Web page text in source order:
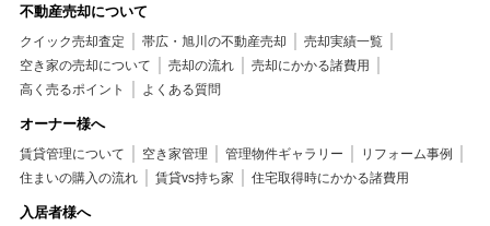
不動産売却について
クイック売却査定 帯広・旭川の不動産売却
売却実績一覧
空き家の売却について
売却の流れ
売却にかかる諸費用
高く売るポイント
よくある質問
オーナー様へ
賃貸管理について 空き家管理 管理物件ギャラリー
リフォーム事例
住まいの購入の流れ
賃貸vs持ち家 住宅取得時にかかる諸費用
入居者様へ